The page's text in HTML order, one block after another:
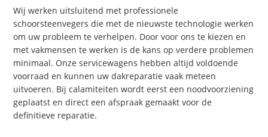
Wij werken uitsluitend met professionele
schoorsteenvegers die met de nieuwste technologie werken
om uw probleem te verhelpen. Door voor ons te kiezen en
met vakmensen te werken is de kans op verdere problemen
minimaal. Onze servicewagens hebben altijd voldoende
voorraad en kunnen uw dakreparatie vaak meteen
uitvoeren. Bij calamiteiten wordt eerst een noodvoorziening
geplaatst en direct een afspraak gemaakt voor de
definitieve reparatie.